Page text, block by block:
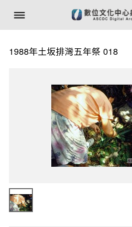
1988年土坂排灣五年祭 018